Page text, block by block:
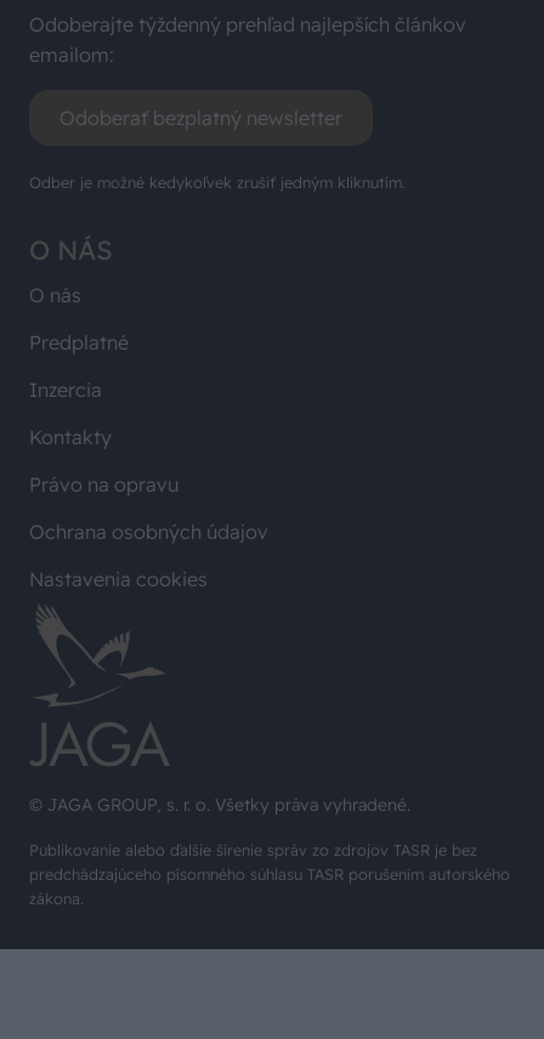
© JAGA GROUP, s. r. o. Všetky práva vyhradené.
Publikovanie alebo ďalšie šírenie správ zo zdrojov TASR je bez
predchádzajúceho písomného súhlasu TASR porušením autorského
zákona.
O NÁS
O nás
Predplatné
Inzercia
Kontakty
Právo na opravu
Ochrana osobných údajov
Nastavenia cookies
Odoberajte týždenný prehľad najlepších článkov
emailom:
Odoberať bezplatný newsletter
Odber je možné kedykoľvek zrušiť jedným kliknutím.